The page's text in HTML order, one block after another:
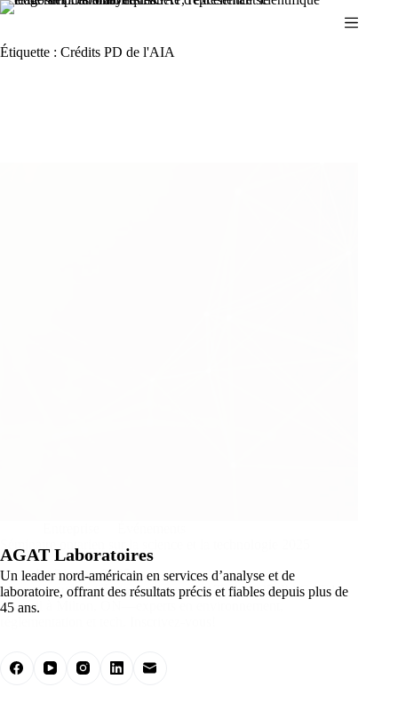
Passer
Étiquette : Crédits PD de l'AIA
Le 31 mars 2025
Joignez-vous au Séminaire Science et Tech 2025 d’AGAT le
23 avril à Milton, ON—experts en environnement,
AGAT Laboratoires
Un leader nord-américain en services d’analyse et de
laboratoire, offrant des résultats précis et fiables depuis plus de
45 ans.